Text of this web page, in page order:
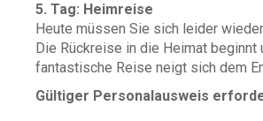
5. Tag: Heimreise
Heute müssen Sie sich leider
Die Rückreise in die Heimat beginnt
fantastische Reise neigt sich dem
Gültiger Personalausweis